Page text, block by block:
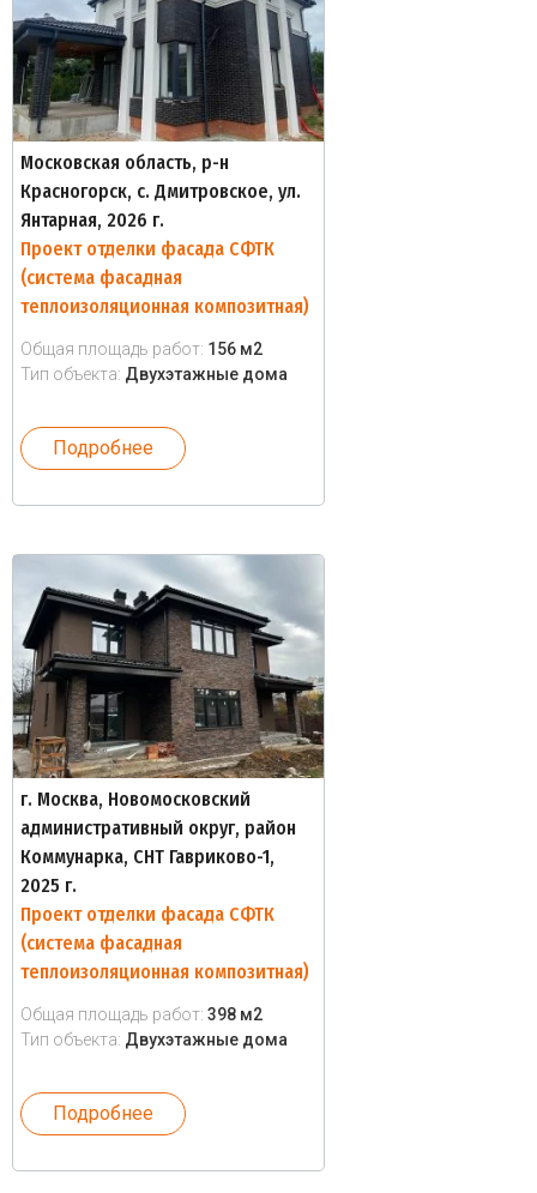
Московская область, р-н
Красногорск, с. Дмитровское, ул.
Янтарная, 2026 г.
Проект отделки фасада СФТК
(система фасадная
теплоизоляционная композитная)
Общая площадь работ: 156 м2
Тип объекта: Двухэтажные дома
Подробнее
г. Москва, Новомосковский
административный округ, район
Коммунарка, СНТ Гавриково-1,
2025 г.
Проект отделки фасада СФТК
(система фасадная
теплоизоляционная композитная)
Общая площадь работ: 398 м2
Тип объекта: Двухэтажные дома
Подробнее